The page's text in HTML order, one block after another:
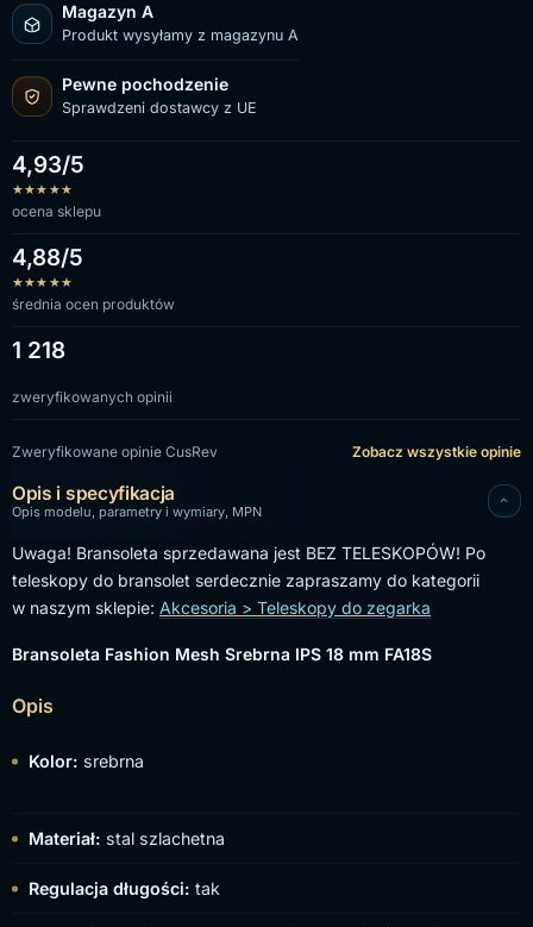
Magazyn A
Produkt wysyłamy z magazynu A
Pewne pochodzenie
Sprawdzeni dostawcy z UE
4,93/5
★★★ ★★
ocena sklepu
4,88/5
★★★ ★★
średnia ocen produktów
1 218
zweryfikowanych opinii
Zweryfikowane opinie CusRev Zobacz wszystkie opinie
Opis i specyfikacja
Opis modelu, parametry i wymiary, MPN
Uwaga! Bransoleta sprzedawana jest BEZ TELESKOPÓW! Po
teleskopy do bransolet serdecznie zapraszamy do kategorii
w naszym sklepie: Akcesoria > Teleskopy do zegarka
Bransoleta Fashion Mesh Srebrna IPS 18 mm FA18S
Opis
Kolor: srebrna
Materiał: stal szlachetna
Regulacja długości: tak